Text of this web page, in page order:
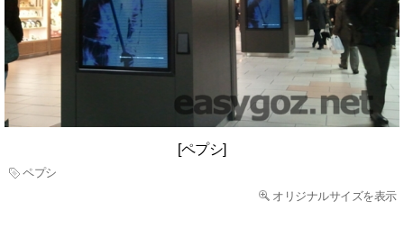
[ペプシ]
ペプシ
オリジナルサイズを表示